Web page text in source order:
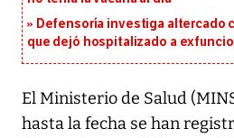
Defensoría investiga altercado
que dejó hospitalizado a
El Ministerio de Salud
hasta la fecha se han